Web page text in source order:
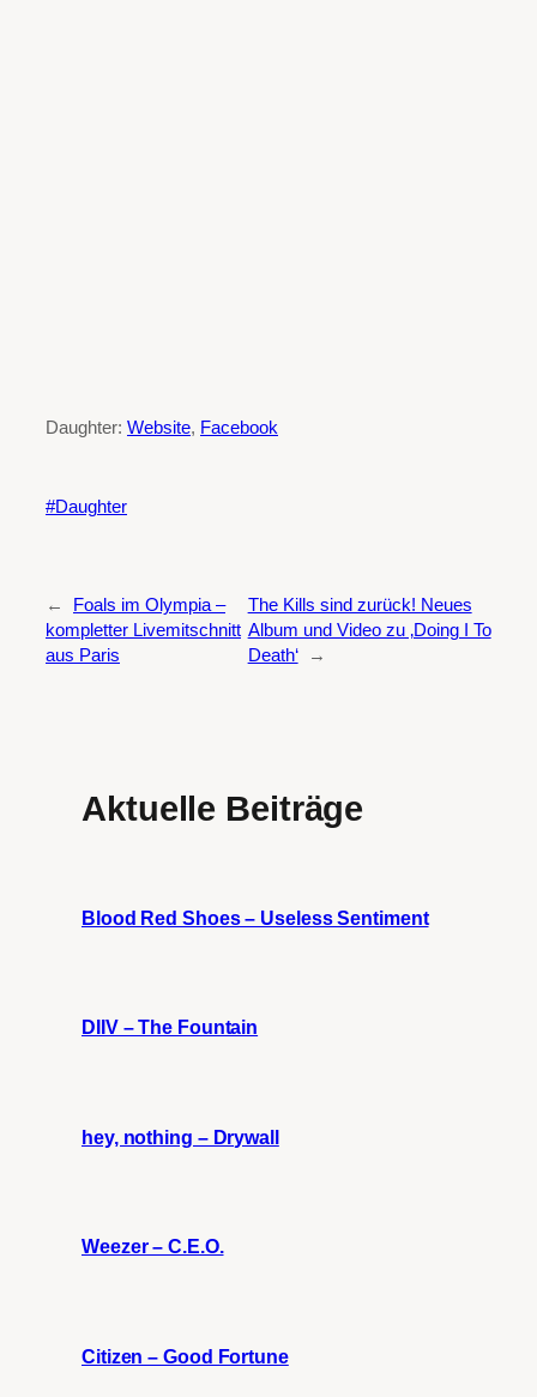
Daughter: Website, Facebook
Daughter
←
Foals im Olympia –
kompletter Livemitschnitt
aus Paris
The Kills sind zurück! Neues
Album und Video zu ‚Doing I To
Death‘
→
Aktuelle Beiträge
Blood Red Shoes – Useless Sentiment
DIIV – The Fountain
hey, nothing – Drywall
Weezer – C.E.O.
Citizen – Good Fortune